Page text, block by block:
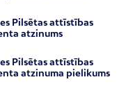
Pilsētas attīstības
atzinums
Pilsētas attīstības
atzinuma pielikums